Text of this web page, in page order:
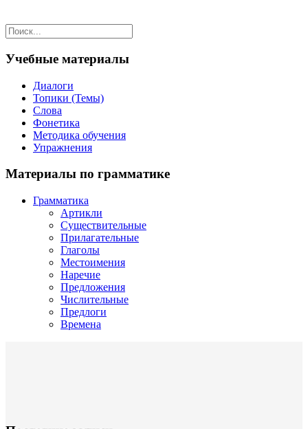
Учебные материалы
Диалоги
Топики (Темы)
Слова
Фонетика
Методика обучения
Упражнения
Материалы по грамматике
Грамматика
Артикли
Существительные
Прилагательные
Глаголы
Местоимения
Наречие
Предложения
Числительные
Предлоги
Времена